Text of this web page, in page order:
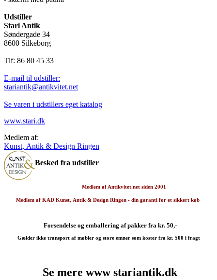
Udstiller
Stari Antik
Søndergade 34
8600 Silkeborg
Tlf: 86 80 45 33
E-mail til udstiller:
stariantik@antikvitet.net
Se varen i udstillers eget katalog
www.stari.dk
Medlem af:
Kunst, Antik & Design Ringen
Besked fra udstiller
Medlem af Antikvitet.net siden 2001
Medlem af KAD Kunst, Antik & Design Ringen - din garanti for et sikkert køb
Forsendelse og emballering af pakker fra kr. 50,-
Gælder ikke transport af møbler og store emner som koster fra kr. 500 i fragt
Se mere www stariantik.dk